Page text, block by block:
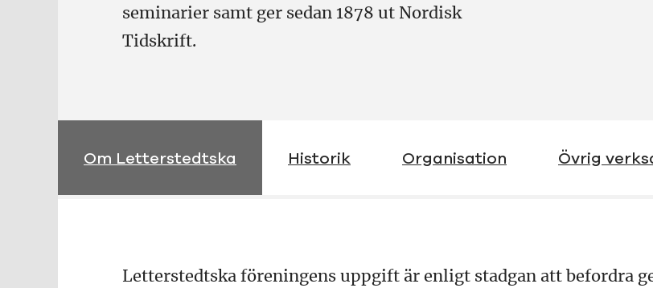
seminarier samt ger sedan 1878 ut Nordisk
Tidskrift.
Om Letterstedtska Historik Organisation Övrig
Letterstedtska föreningens uppgift är enligt stadgan att befordra